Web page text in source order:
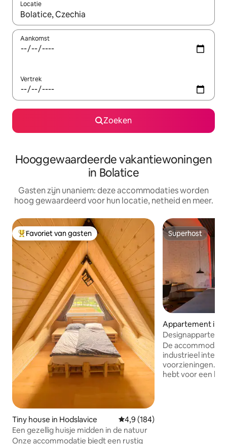
Locatie
Wanneer er resultaten beschikbaar zijn, maak je een keuze
Aankomst
Vertrek
Zoeken
Hooggewaardeerde vakantiewoningen
in Bolatice
Gasten zijn unaniem: deze accommodaties worden
hoog gewaardeerd voor hun locatie, netheid en meer.
Topfavoriet van gasten
Favoriet van gasten
Tiny house in Hodslavice Gemiddelde beoordeling van
4,9 (184)
Een gezellig huisje midden in de natuur
Onze accommodatie biedt een rustig
Superhost
Superhost
Appartement in
va a Přívoz
De
industrieel
voorzieningen. Er
hebt voor een